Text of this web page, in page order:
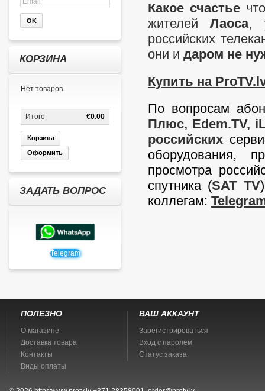
КОРЗИНА
Нет товаров
€0.00
Итого
Корзина
Оформить
ЗАДАТЬ ВОПРОС
Telegram
Какое счастье
жителейЛаоса,
российских
они и даром не
Купить на
По вопросам
Плюс, Edem.TV,
российских
оборудования,
просмотра
спутника (SAT TV
коллегам:
ПОЛЕЗНО
О магазине
Доставка товара
Контакты
Виды оплаты
ВАШ АККАУНТ
Зарегистрироваться
Вход с паролем
Статус заказа